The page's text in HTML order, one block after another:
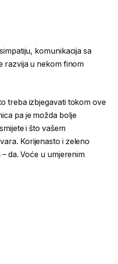
komunikacija sa
razvija u nekom finom
treba izbjegavati tokom ove
pa je možda bolje
i što vašem
Korijenasto i zeleno
da. Voće u umjerenim